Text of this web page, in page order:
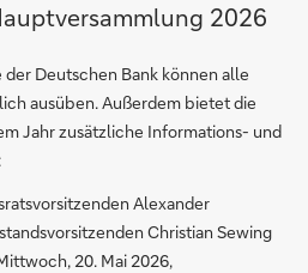
2026
Deutschen Bank können alle
ausüben. Außerdem bietet die
Jahr zusätzliche Informations- und
Alexander
Christian Sewing
20. Mai 2026,